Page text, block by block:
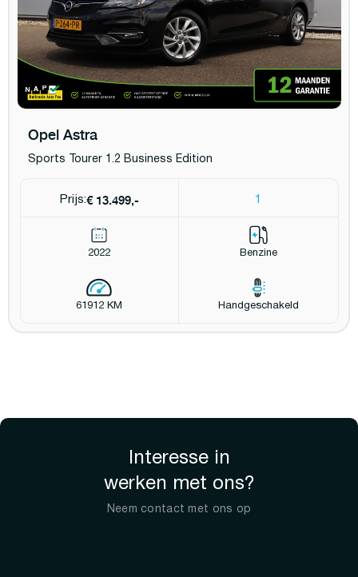
Opel Astra
Sports Tourer 1.2 Business Edition
Prijs:€ 13.499,- 1
2022 Benzine
61912 KM Handgeschakeld
Interesse in
werken met ons?
Neem contact met ons op